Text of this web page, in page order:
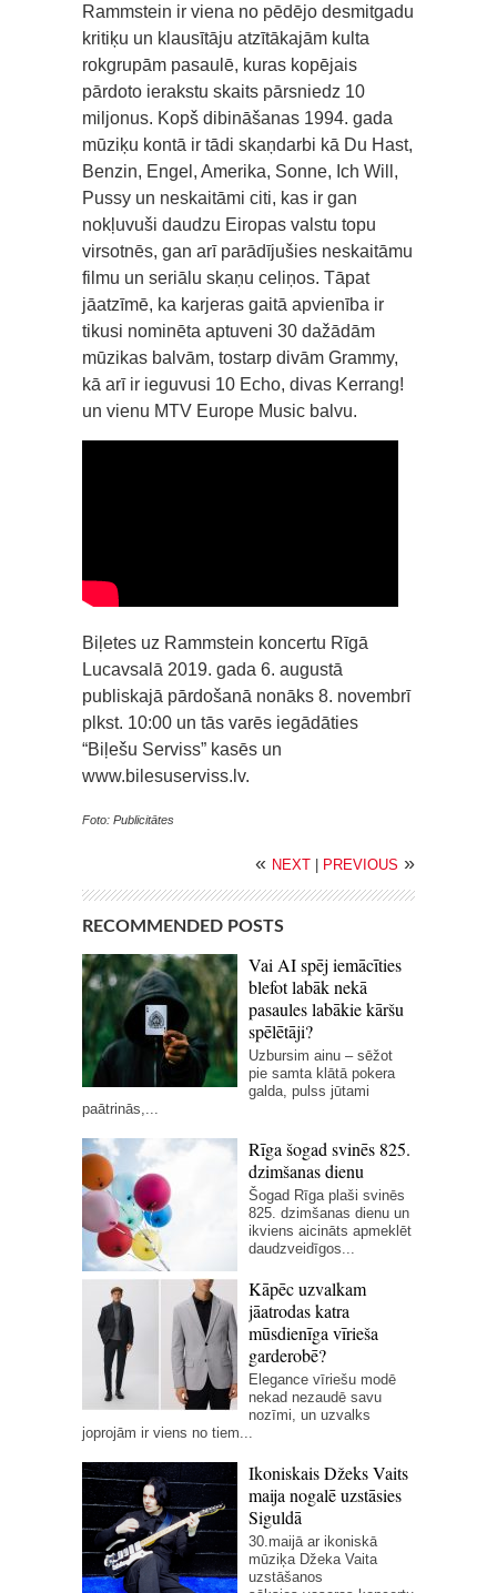
Rammstein ir viena no pēdējo desmitgadu
kritiķu un klausītāju atzītākajām kulta
rokgrupām pasaulē, kuras kopējais
pārdoto ierakstu skaits pārsniedz 10
miljonus. Kopš dibināšanas 1994. gada
mūziķu kontā ir tādi skaņdarbi kā Du Hast,
Benzin, Engel, Amerika, Sonne, Ich Will,
Pussy un neskaitāmi citi, kas ir gan
nokļuvuši daudzu Eiropas valstu topu
virsotnēs, gan arī parādījušies neskaitāmu
filmu un seriālu skaņu celiņos. Tāpat
jāatzīmē, ka karjeras gaitā apvienība ir
tikusi nominēta aptuveni 30 dažādām
mūzikas balvām, tostarp divām Grammy,
kā arī ir ieguvusi 10 Echo, divas Kerrang!
un vienu MTV Europe Music balvu.
Biļetes uz Rammstein koncertu Rīgā
Lucavsalā 2019. gada 6. augustā
publiskajā pārdošanā nonāks 8. novembrī
plkst. 10:00 un tās varēs iegādāties
“Biļešu Serviss” kasēs un
www.bilesuserviss.lv.
Foto: Publicitātes
« NEXT PREVIOUS »
RECOMMENDED POSTS
Vai AI spēj iemācīties
blefot labāk nekā
pasaules labākie kāršu
spēlētāji?
Uzbursim ainu – sēžot
pie samta klātā pokera
galda, pulss jūtami
paātrinās,...
Rīga šogad svinēs 825.
dzimšanas dienu
Šogad Rīga plaši svinēs
825. dzimšanas dienu un
ikviens aicināts apmeklēt
daudzveidīgos...
Kāpēc uzvalkam
jāatrodas katra
mūsdienīga vīrieša
garderobē?
Elegance vīriešu modē
nekad nezaudē savu
nozīmi, un uzvalks
joprojām ir viens no tiem...
Ikoniskais Džeks Vaits
maija nogalē uzstāsies
Siguldā
30.maijā ar ikoniskā
mūziķa Džeka Vaita
uzstāšanos